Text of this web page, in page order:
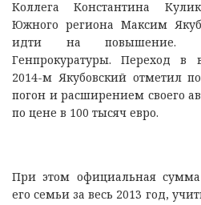
Коллега Константина
Южного региона Максим
идти на повышение.
Генпрокуратуры. Переход в
2014-м Якубовский отметил
погон и расширением своего
по цене в 100 тысяч евро.
При этом официальная сумма
его семьи за весь 2013 год,